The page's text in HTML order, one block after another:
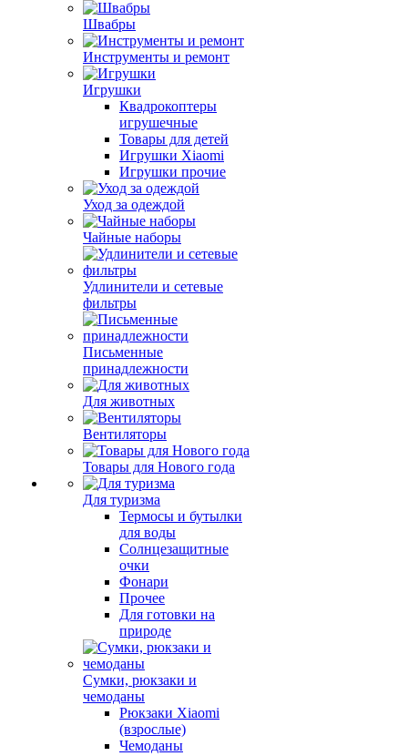
Швабры
Инструменты и ремонт
Игрушки
Квадрокоптеры
игрушечные
Товары для детей
Игрушки Xiaomi
Игрушки прочие
Уход за одеждой
Чайные наборы
Удлинители и сетевые
фильтры
Письменные
принадлежности
Для животных
Вентиляторы
Товары для Нового года
Для туризма
Термосы и бутылки
для воды
Солнцезащитные
очки
Фонари
Прочее
Для готовки на
природе
Сумки, рюкзаки и
чемоданы
Рюкзаки Xiaomi
(взрослые)
Чемоданы